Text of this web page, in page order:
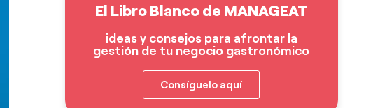
El Libro Blanco de MANAGEAT
ideas y consejos para afrontar la
gestión de tu negocio gastronómico
Consíguelo aquí